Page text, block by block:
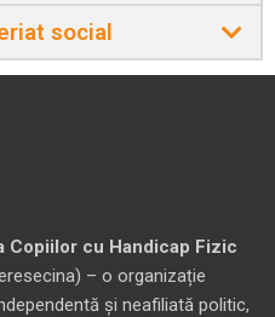
social
Copiilor cu Handicap Fizic
– o organizație
și neafiliată politic,